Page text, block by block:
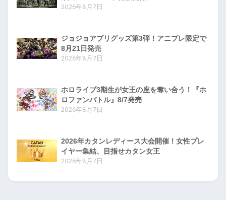
2026年8月7日
ジョジョアプリグッズ第3弾！アニプレ限定で
8月21日発売
2026年8月7日
ホロライブ3期生が女王の座を奪い合う！『ホ
ロファンバトル』8/7発売
2026年8月7日
2026年カタンレディース大会開催！女性プレ
イヤー集結、目指せカタン女王
2026年8月7日